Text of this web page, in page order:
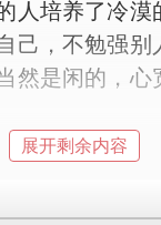
人培养了冷漠
己，不勉强别
然是闲的，心
坎坷，命运
展开剩余内容